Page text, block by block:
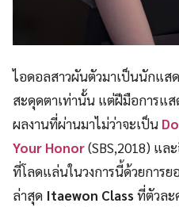
ไอดอลสาวผันตัวมาเป็นนักแส
สะดุดตาเท่านั้น แต่ฝีมือการแ
ผลงานที่ผ่านมาไม่ว่าจะเป็น
Your Honor(SBS,2018) แล
ที่โลดแล่นในวงการนี้ด้วยการ
ล่าสุด Itaewon Classที่ตัวล